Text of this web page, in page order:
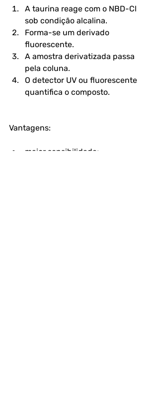
A taurina reage com o NBD-Cl
sob condição alcalina.
Forma-se um derivado
fluorescente.
A amostra derivatizada passa
pela coluna.
O detector UV ou fluorescente
quantifica o composto.
Vantagens:
maior sensibilidade;